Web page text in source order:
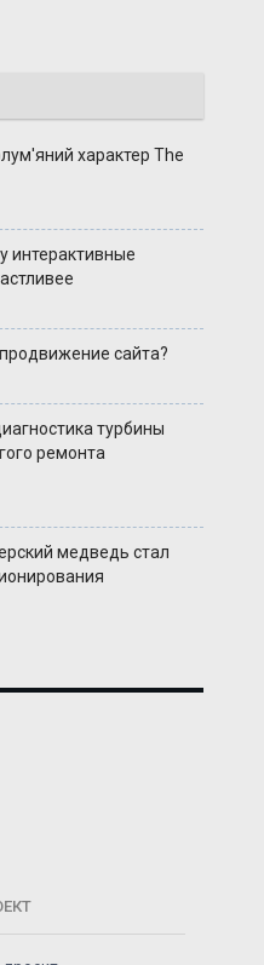
характер The
интерактивные
сайта?
турбины
ремонта
медведь стал